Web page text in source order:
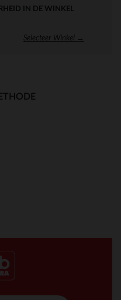
IN DE WINKEL
Selecteer Winkel →